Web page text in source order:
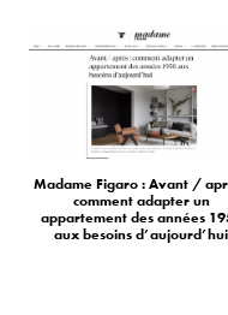
Madame Figaro : Avant /
comment adapter un
appartement des années
aux besoins d’aujourd’hui